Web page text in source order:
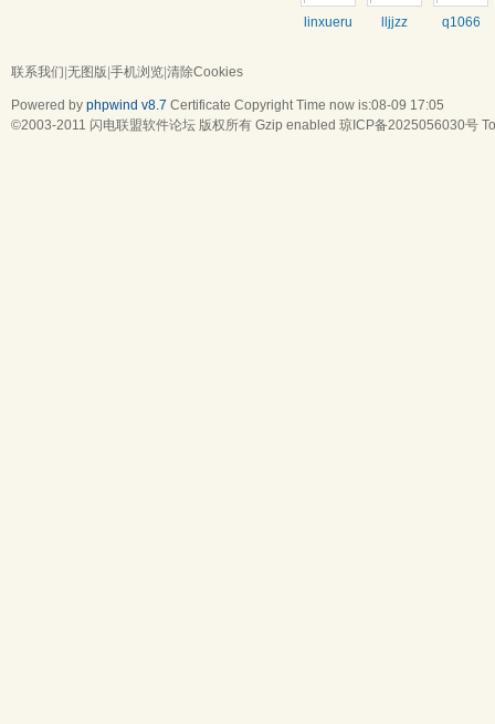
linxueru lljjzz q1066
联系我们 无图版 手机浏览 清除Cookies
Powered by phpwind v8.7 Certificate Copyright Time now is:08-09 17:05
©2003-2011 闪电联盟软件论坛 版权所有 Gzip enabled 琼ICP备2025056030号